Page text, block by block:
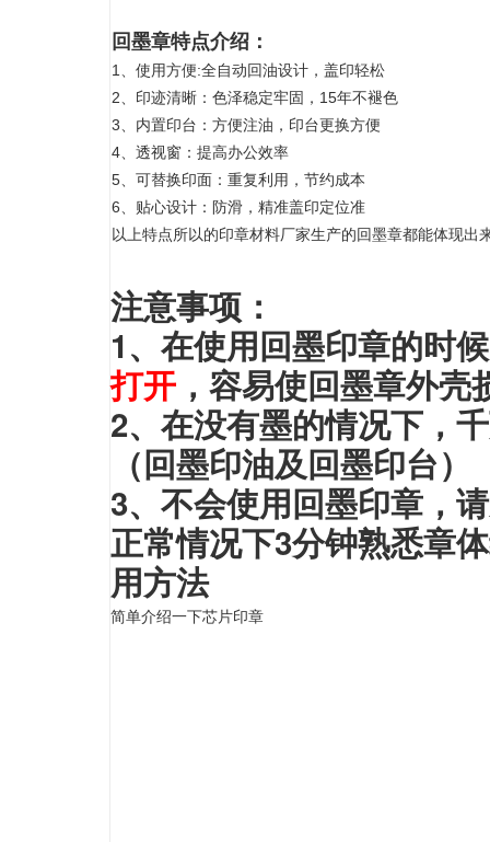
回墨章特点介绍：
1、使用方便:全自动回油设计，盖印轻松
2、印迹清晰：色泽稳定牢固，15年不褪色
3、内置印台：方便注油，印台更换方便
4、透视窗：提高办公效率
5、可替换印面：重复利用，节约成本
6、贴心设计：防滑，精准盖印定位准
以上特点所以的印章材料厂家生产的回墨章都能体现出
注意事项：
1、在使用回墨印章的时
打开 ，容易使回墨章外壳
2、在没有墨的情况下，
（回墨印油及回墨印台）
3、不会使用回墨印章，
正常情况下3分钟熟悉章
用方法
简单介绍一下芯片印章